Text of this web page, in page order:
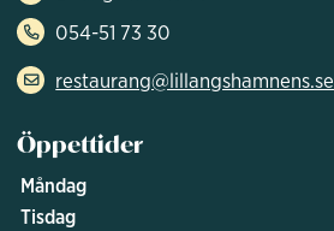
054-51 73 30
restaurang@lillangshamnens.se
Öppettider
Måndag
Tisdag